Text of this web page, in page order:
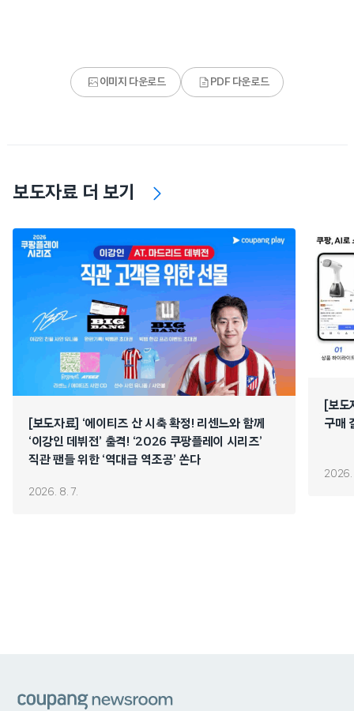
이미지 다운로드 PDF 다운로드
보도자료 더 보기
[보도자료] ‘에이티즈 산 시축 확정! 리센느와 함께
‘이강인 데뷔전’ 출격! ‘2026 쿠팡플레이 시리즈’
직관 팬들 위한 ‘역대급 역조공’ 쏜다
2026. 8. 7.
[보
구매
2026.